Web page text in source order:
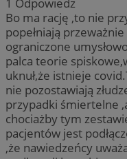
1 Odpowiedz
Bo ma rację ,to nie
popełniają
ograniczone
palca teorie
uknuł,że istnieje
nie pozostawiają
przypadki śmiertelne
chociażby tym
pacjentów jest
,że nawiedzeńcy